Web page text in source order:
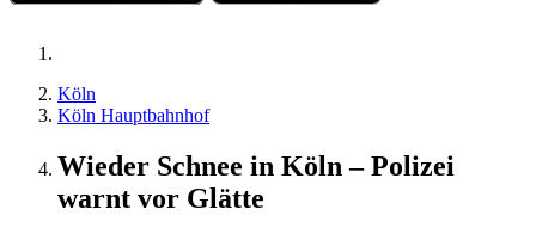
Köln
Köln Hauptbahnhof
Wieder Schnee in Köln – Polizei
warnt vor Glätte